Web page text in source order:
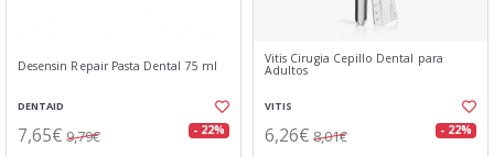
Desensin Repair Pasta Dental 75 ml
DENTAID
7,65€ 9,79€ - 22%
Vitis Cirugia Cepillo Dental para
Adultos
VITIS
6,26€ 8,01€ - 22%